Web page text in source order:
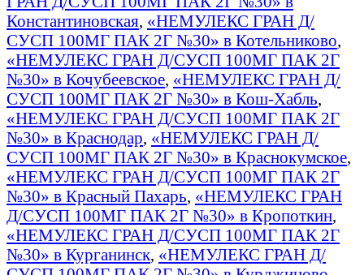
Константиновская, «НЕМУЛЕКС ГРАН Д/
СУСП 100МГ ПАК 2Г №30» в Котельниково,
«НЕМУЛЕКС ГРАН Д/СУСП 100МГ ПАК 2Г
№30» в Кочубеевское, «НЕМУЛЕКС ГРАН Д/
СУСП 100МГ ПАК 2Г №30» в Кош-Хабль,
«НЕМУЛЕКС ГРАН Д/СУСП 100МГ ПАК 2Г
№30» в Краснодар, «НЕМУЛЕКС ГРАН Д/
СУСП 100МГ ПАК 2Г №30» в Краснокумское,
«НЕМУЛЕКС ГРАН Д/СУСП 100МГ ПАК 2Г
№30» в Красный Пахарь, «НЕМУЛЕКС ГРАН
Д/СУСП 100МГ ПАК 2Г №30» в Кропоткин,
«НЕМУЛЕКС ГРАН Д/СУСП 100МГ ПАК 2Г
№30» в Курганинск, «НЕМУЛЕКС ГРАН Д/